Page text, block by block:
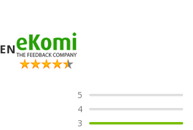
Kaufen Sie Ihr Sexspielzeug mit
5
4
3